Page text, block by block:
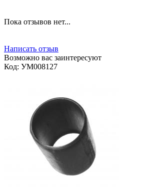
Пока отзывов нет...
Написать отзыв
Возможно вас заинтересуют
Код: УМ008127